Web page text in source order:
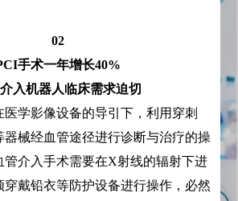
02
手术一年增长40%
入机器人临床需求迫切
医学影像设备的导引下，利用穿刺
器械经血管途径进行诊断与治疗的操
管介入手术需要在X射线的辐射下进
穿戴铅衣等防护设备进行操作，必然